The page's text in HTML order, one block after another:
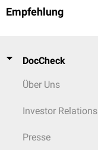
Empfehlung
DocCheck
Über Uns
Investor Relations
Presse